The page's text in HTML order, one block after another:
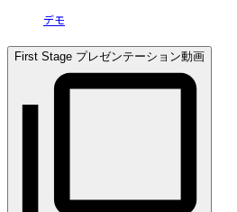
デモ
First Stage プレゼンテーション動画